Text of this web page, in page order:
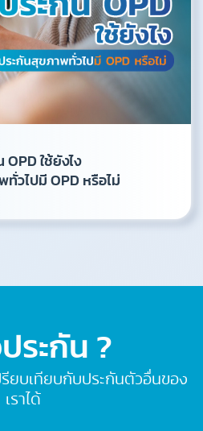
OPD ใช้ยังไง
ทั่วไปมี OPD หรือไม่
ระกัน ?
ยบเทียบกับประกันตัวอื่นของ
เราได้